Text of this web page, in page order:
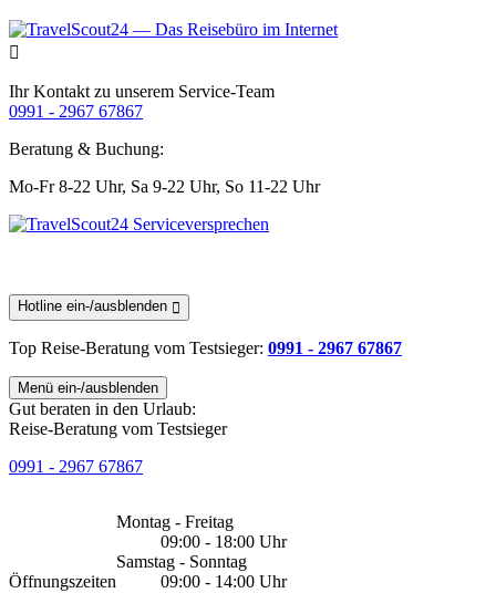
Ihr Kontakt zu unserem Service-Team
0991 - 2967 67867
Beratung & Buchung:
Mo-Fr 8-22 Uhr, Sa 9-22 Uhr, So 11-22 Uhr
Hotline ein-/ausblenden
Top Reise-Beratung vom Testsieger: 0991 - 2967 67867
Menü ein-/ausblenden
Gut beraten in den Urlaub:
Reise-Beratung vom Testsieger
0991 - 2967 67867
Öffnungszeiten
Montag - Freitag
09:00 - 18:00 Uhr
Samstag - Sonntag
09:00 - 14:00 Uhr